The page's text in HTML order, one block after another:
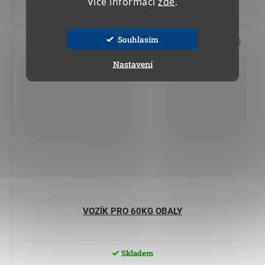
Souhlasím
Nastavení
VOZÍK PRO 60KG OBALY
Skladem
15 050